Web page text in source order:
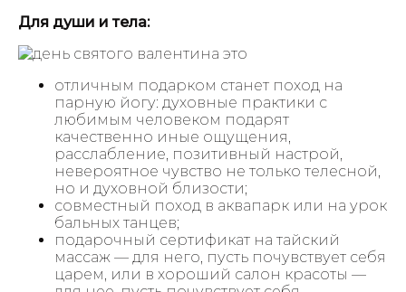
Для души и тела:
отличным подарком станет поход на
парную йогу: духовные практики с
любимым человеком подарят
качественно иные ощущения,
расслабление, позитивный настрой,
невероятное чувство не только телесной,
но и духовной близости;
совместный поход в аквапарк или на урок
бальных танцев;
подарочный сертификат на тайский
массаж — для него, пусть почувствует себя
царем, или в хороший салон красоты —